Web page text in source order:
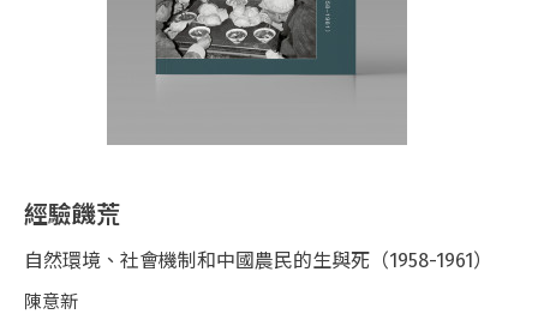
經驗饑荒
自然環境、社會機制和中國農民的生與死（1958-1961）
陳意新